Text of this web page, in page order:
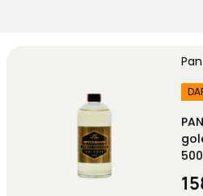
– perfekcyjne
Olejki do brody Pan Drwal
–
zmiękczenie zarostu.
Szampony Pan Drwal
– skuteczne
Woda po goleniu Pan Drwal
goleniu